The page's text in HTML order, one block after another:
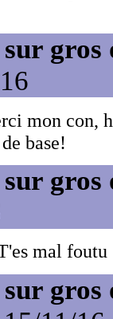
sur
mon con,
base!
sur
mal foutu
sur